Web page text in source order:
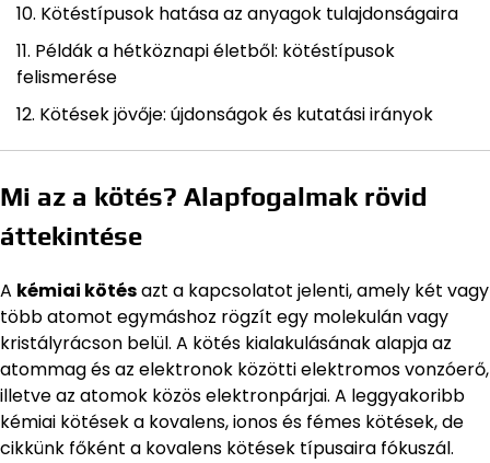
Kötéstípusok hatása az anyagok tulajdonságaira
Példák a hétköznapi életből: kötéstípusok
felismerése
Kötések jövője: újdonságok és kutatási irányok
Mi az a kötés? Alapfogalmak rövid
áttekintése
A kémiai kötésazt a kapcsolatot jelenti, amely két vagy
több atomot egymáshoz rögzít egy molekulán vagy
kristályrácson belül. A kötés kialakulásának alapja az
atommag és az elektronok közötti elektromos vonzóerő,
illetve az atomok közös elektronpárjai. A leggyakoribb
kémiai kötések a kovalens, ionos és fémes kötések, de
cikkünk főként a kovalens kötések típusaira fókuszál.